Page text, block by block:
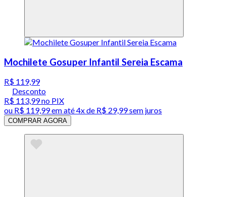
Mochilete Gosuper Infantil Sereia Escama
R$ 119,99
Desconto
R$ 113,99no PIX
ou R$ 119,99em até4x de R$ 29,99 sem juros
COMPRAR AGORA